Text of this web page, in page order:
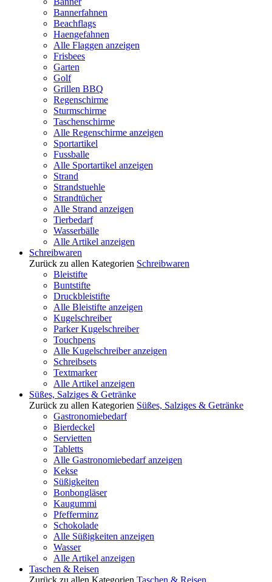
Bannerfahnen
Beachflags
Haengefahnen
Alle Flaggen anzeigen
Frisbees
Garten
Golf
Grillen BBQ
Regenschirme
Sturmschirme
Taschenschirme
Alle Regenschirme anzeigen
Sportartikel
Fussballe
Alle Sportartikel anzeigen
Strand
Strandstuehle
Strandtücher
Alle Strand anzeigen
Tierbedarf
Wasserbälle
Alle Artikel anzeigen
Schreibwaren
Zurück zu allen Kategorien Schreibwaren
Bleistifte
Buntstifte
Druckbleistifte
Alle Bleistifte anzeigen
Kugelschreiber
Parker Kugelschreiber
Touchpens
Alle Kugelschreiber anzeigen
Schreibsets
Textmarker
Alle Artikel anzeigen
Süßes, Salziges & Getränke
Zurück zu allen Kategorien Süßes, Salziges & Getränke
Gastronomiebedarf
Bierdeckel
Servietten
Tabletts
Alle Gastronomiebedarf anzeigen
Kekse
Süßigkeiten
Bonbongläser
Kaugummi
Pfefferminz
Schokolade
Alle Süßigkeiten anzeigen
Wasser
Alle Artikel anzeigen
Taschen & Reisen
Zurück zu allen Kategorien Taschen & Reisen